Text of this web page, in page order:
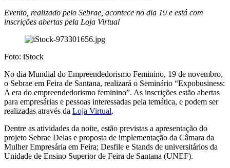
Evento, realizado pelo Sebrae, acontece no dia 19 e está com
inscrições abertas pela Loja Virtual
Foto: iStock
No dia Mundial do Empreendedorismo Feminino, 19 de novembro,
o Sebrae em Feira de Santana, realizará o Seminário “Expobusiness:
A era do empreendedorismo feminino”. As inscrições estão abertas
para empresárias e pessoas interessadas pela temática, e podem ser
realizadas através da Loja Virtual.
Dentre as atividades da noite, estão previstas a apresentação do
projeto Sebrae Delas e proposta de implementação da Câmara da
Mulher Empresária em Feira; Desfile e Stands de universitários da
Unidade de Ensino Superior de Feira de Santana (UNEF).